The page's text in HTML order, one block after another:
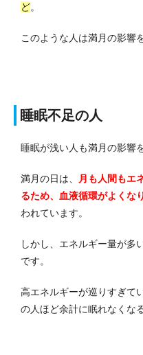
ど。
このような人は満月の影響
睡眠不足の人
睡眠が浅い人も満月の影響
満月の日は、
月も人間もエ
るため、血液循環がよくな
われています。
しかし、エネルギー量が多
です。
高エネルギーが巡りすぎて
の人ほど余計に眠れなくな